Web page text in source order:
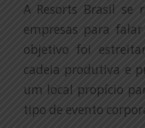
A Resorts Brasil se
empresas para
objetivo foi
cadeia produtiva e
um local propício
tipo de evento